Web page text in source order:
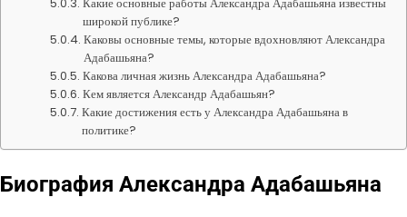
широкой публике?
Каковы основные темы, которые вдохновляют Александра
Адабашьяна?
Какова личная жизнь Александра Адабашьяна?
Кем является Александр Адабашьян?
Какие достижения есть у Александра Адабашьяна в
политике?
Биография Александра Адабашьяна